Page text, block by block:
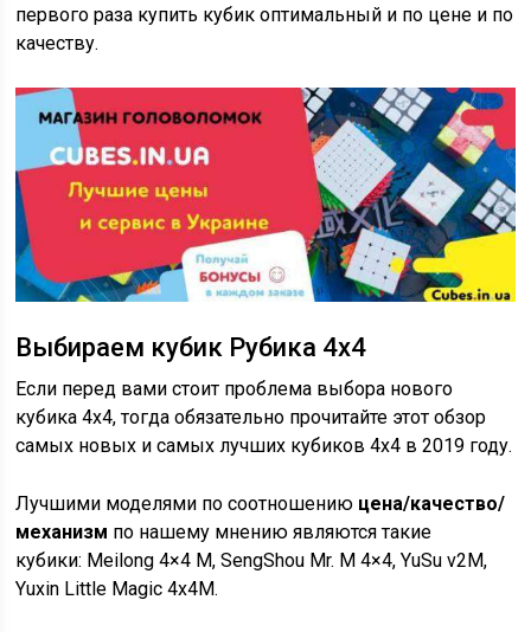
первого раза купить кубик оптимальный и по цене и по
качеству.
Выбираем кубик Рубика 4х4
Если перед вами стоит проблема выбора нового
кубика 4х4, тогда обязательно прочитайте этот обзор
самых новых и самых лучших кубиков 4х4 в 2019 году.
Лучшими моделями по соотношению цена/качество/
механизм по нашему мнению являются такие
кубики: Meilong 4×4 M, SengShou Mr. M 4×4, YuSu v2M,
Yuxin Little Magic 4x4M.